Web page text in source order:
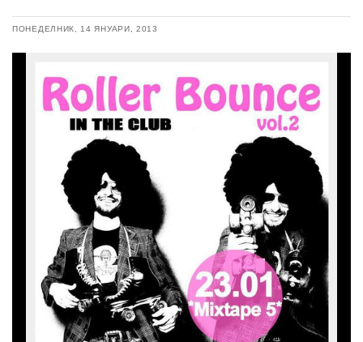
ПОНЕДЕЛНИК, 14 ЯНУАРИ, 2013